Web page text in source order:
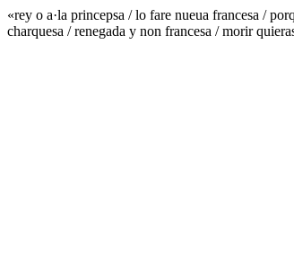
«rey o a·la princepsa / lo fare nueua francesa /
charquesa / renegada y non francesa / morir